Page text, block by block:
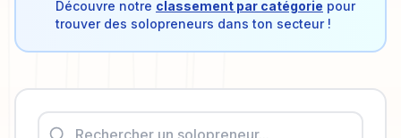
Découvre notre classement par catégorie pour
trouver des solopreneurs dans ton secteur !